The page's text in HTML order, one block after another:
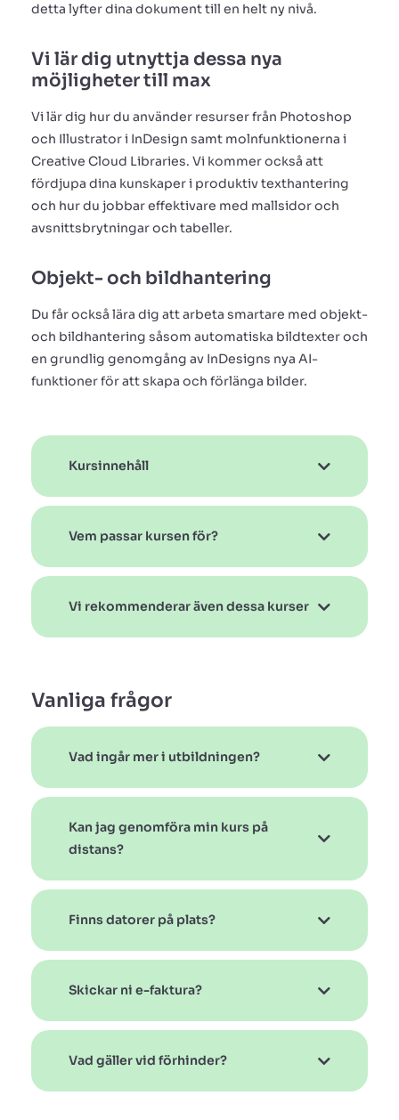
detta lyfter dina dokument till en helt ny nivå.
Vi lär dig utnyttja dessa nya
möjligheter till max
Vi lär dig hur du använder resurser från Photoshop
och Illustrator i InDesign samt molnfunktionerna i
Creative Cloud Libraries. Vi kommer också att
fördjupa dina kunskaper i produktiv texthantering
och hur du jobbar effektivare med mallsidor och
avsnittsbrytningar och tabeller.
Objekt- och bildhantering
Du får också lära dig att arbeta smartare med objekt-
och bildhantering såsom automatiska bildtexter och
en grundlig genomgång av InDesigns nya AI-
funktioner för att skapa och förlänga bilder.
Kursinnehåll
Vem passar kursen för?
Vi rekommenderar även dessa kurser
Vanliga frågor
Vad ingår mer i utbildningen?
Kan jag genomföra min kurs på
distans?
Finns datorer på plats?
Skickar ni e-faktura?
Vad gäller vid förhinder?